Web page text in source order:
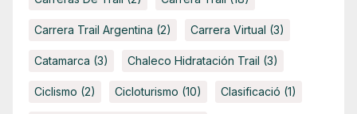
Carrera Trail Argentina (2) Carrera Virtual (3)
Catamarca (3) Chaleco Hidratación Trail (3)
Ciclismo (2) Cicloturismo (10) Clasificació (1)